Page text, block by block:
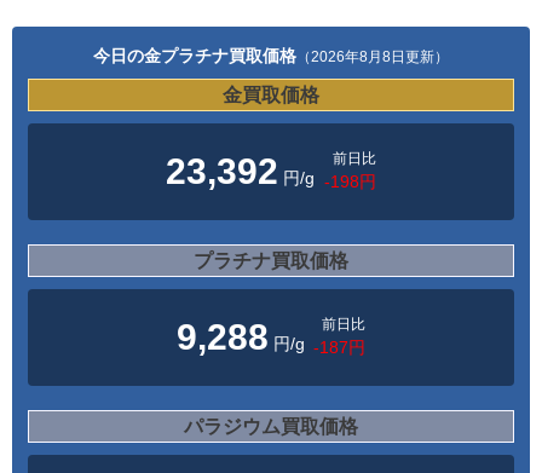
今日の金プラチナ買取価格 （2026年8月8日更新）
金買取価格
23,392 円/g
前日比
-198円
プラチナ買取価格
9,288 円/g
前日比
-187円
パラジウム買取価格